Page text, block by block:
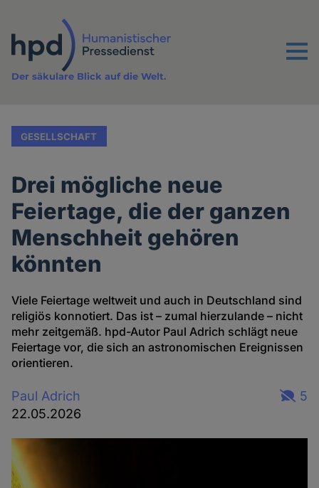
Inhalt
Menu
Der säkulare Blick auf die Welt.
GESELLSCHAFT
Drei mögliche neue
Feiertage, die der ganzen
Menschheit gehören
könnten
Viele Feiertage weltweit und auch in Deutschland sind
religiös konnotiert. Das ist – zumal hierzulande – nicht
mehr zeitgemäß. hpd-Autor Paul Adrich schlägt neue
Feiertage vor, die sich an astronomischen Ereignissen
orientieren.
Paul Adrich
22.05.2026
5